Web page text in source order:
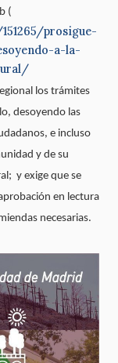
(
prosigue-
a-la-
los trámites
desoyendo las
e incluso
y de su
y exige que se
en lectura
necesarias.